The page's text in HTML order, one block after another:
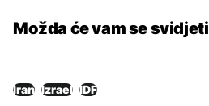
Možda će vam se svidjeti
Iran Izrael IDF